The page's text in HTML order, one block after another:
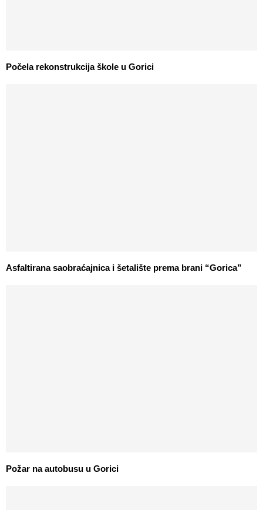
Počela rekonstrukcija škole u Gorici
Asfaltirana saobraćajnica i šetalište prema brani “Gorica”
Požar na autobusu u Gorici